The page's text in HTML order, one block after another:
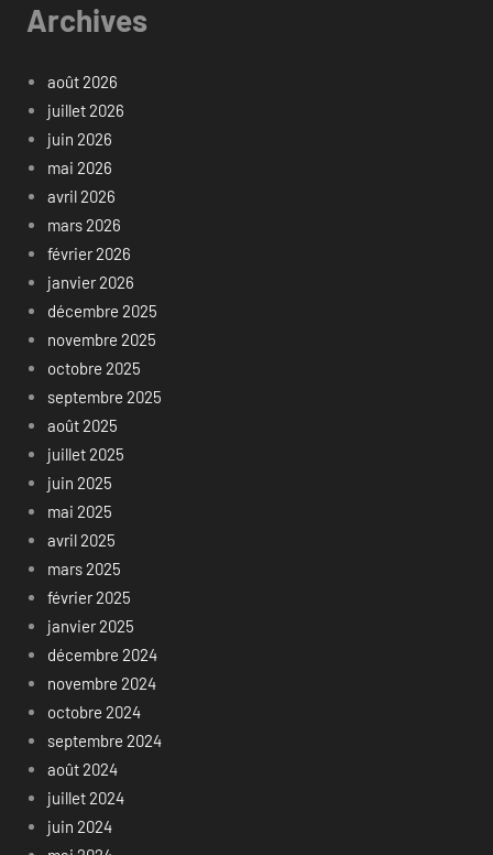
Archives
août 2026
juillet 2026
juin 2026
mai 2026
avril 2026
mars 2026
février 2026
janvier 2026
décembre 2025
novembre 2025
octobre 2025
septembre 2025
août 2025
juillet 2025
juin 2025
mai 2025
avril 2025
mars 2025
février 2025
janvier 2025
décembre 2024
novembre 2024
octobre 2024
septembre 2024
août 2024
juillet 2024
juin 2024